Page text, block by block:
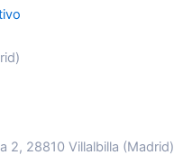
2, 28810 Villalbilla (Madrid)